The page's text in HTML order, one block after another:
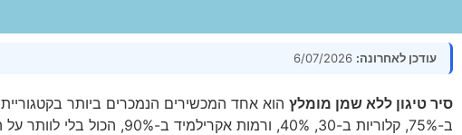
עודכן לאחרונה:
סיר טיגון ללא שמן מומלץ הוא אחד המכשירים הנמכרים ביותר בקטגוריית
ב-75%, קלוריות ב-30, 40%, ורמות אקרילמיד ב-90%, הכול בלי לוותר על הפריכות. המדריך הזה עוזר לכם לבחור את הדגם שמתאים לגודל המשפחה ולתקציב שלכם.